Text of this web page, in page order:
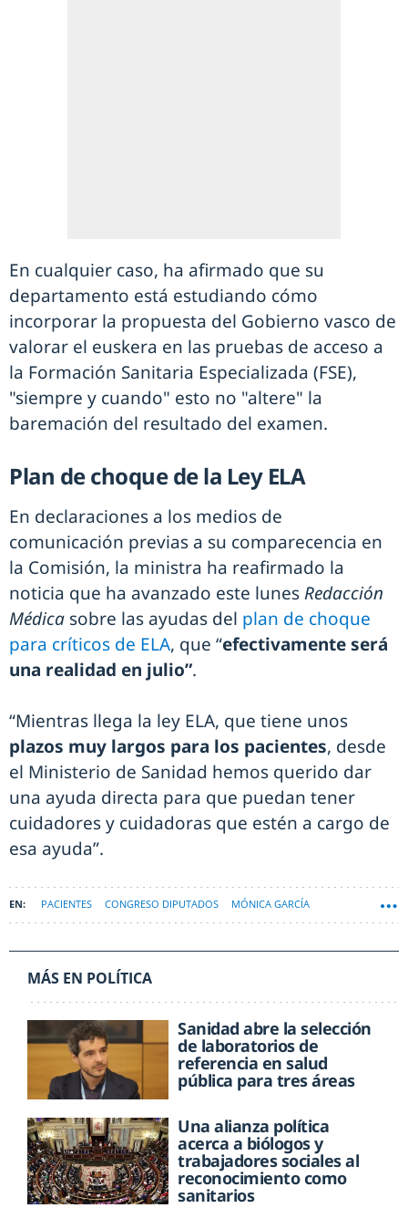
En cualquier caso, ha afirmado que su
departamento está estudiando cómo
incorporar la propuesta del Gobierno vasco de
valorar el euskera en las pruebas de acceso a
la Formación Sanitaria Especializada (FSE),
"siempre y cuando" esto no "altere" la
baremación del resultado del examen.
Plan de choque de la Ley ELA
En declaraciones a los medios de
comunicación previas a su comparecencia en
la Comisión, la ministra ha reafirmado la
noticia que ha avanzado este lunesRedacción
Médica sobre las ayudas del plan de choque
para críticos de ELA, que “efectivamente será
una realidad en julio”.
“Mientras llega la ley ELA, que tiene unos
plazos muy largos para los pacientes, desde
el Ministerio de Sanidad hemos querido dar
una ayuda directa para que puedan tener
cuidadores y cuidadoras que estén a cargo de
esa ayuda”.
PACIENTES CONGRESO DIPUTADOS MÓNICA GARCÍA
MÁS EN POLÍTICA
Sanidad abre la selección
de laboratorios de
referencia en salud
pública para tres áreas
Una alianza política
acerca a biólogos y
trabajadores sociales al
reconocimiento como
sanitarios